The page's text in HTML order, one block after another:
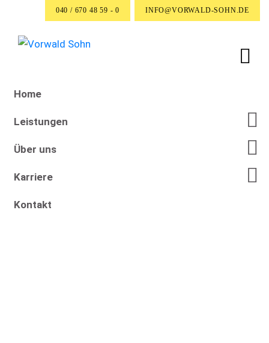
040 / 670 48 59 - 0 INFO@VORWALD-SOHN.DE
Home
Leistungen
Über uns
Karriere
Kontakt